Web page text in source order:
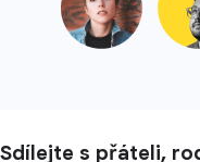
Sdílejte s přáteli,